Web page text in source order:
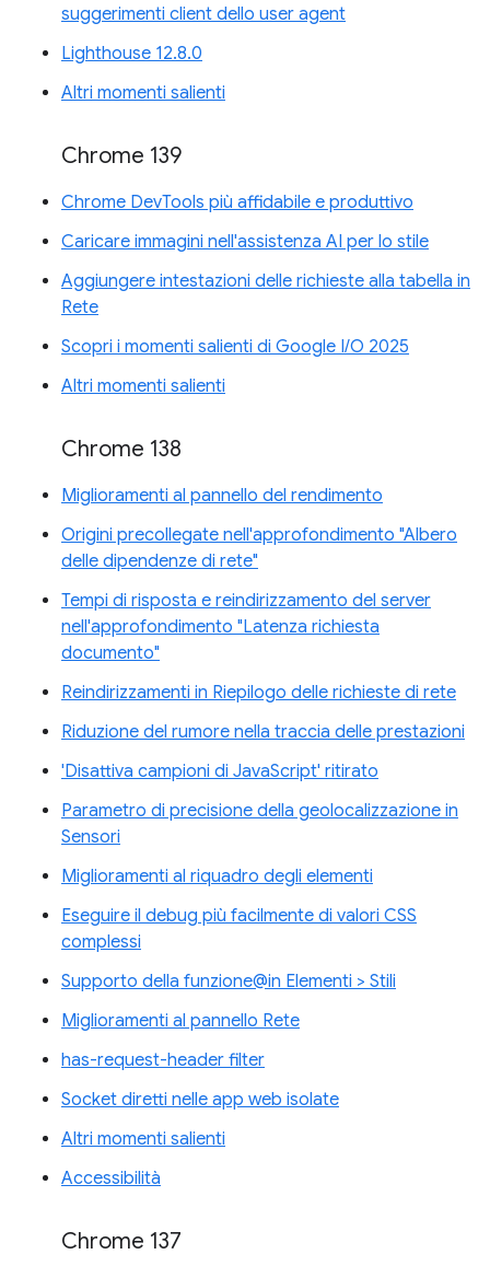
suggerimenti client dello user agent
Lighthouse 12.8.0
Altri momenti salienti
Chrome 139
Chrome DevTools più affidabile e produttivo
Caricare immagini nell'assistenza AI per lo stile
Aggiungere intestazioni delle richieste alla tabella in
Rete
Scopri i momenti salienti di Google I/O 2025
Altri momenti salienti
Chrome 138
Miglioramenti al pannello del rendimento
Origini precollegate nell'approfondimento "Albero
delle dipendenze di rete"
Tempi di risposta e reindirizzamento del server
nell'approfondimento "Latenza richiesta
documento"
Reindirizzamenti in Riepilogo delle richieste di rete
Riduzione del rumore nella traccia delle prestazioni
'Disattiva campioni di JavaScript' ritirato
Parametro di precisione della geolocalizzazione in
Sensori
Miglioramenti al riquadro degli elementi
Eseguire il debug più facilmente di valori CSS
complessi
Supporto della funzione@in Elementi > Stili
Miglioramenti al pannello Rete
has-request-header filter
Socket diretti nelle app web isolate
Altri momenti salienti
Accessibilità
Chrome 137